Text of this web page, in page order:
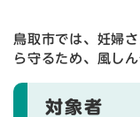
鳥取市では、妊婦
ら守るため、風し
対象者